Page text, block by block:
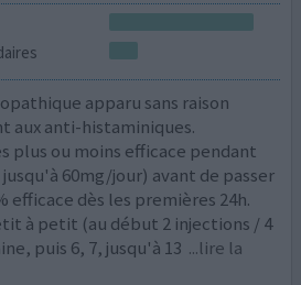
apparu sans raison
aux anti-histaminiques.
plus ou moins efficace pendant
60mg/jour) avant de passer
efficace dès les premières 24h.
à petit (au début 2 injections / 4
puis 6, 7, jusqu'à 13 ...lire la